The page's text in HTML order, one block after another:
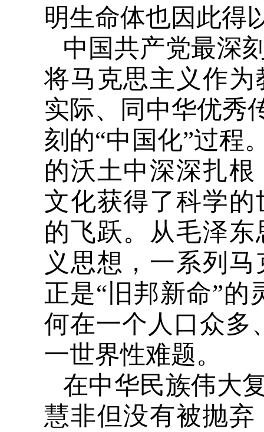
明生命体也因此得
中国共产党最深
将马克思主义作
实际、同中华优秀
刻的“中国化”过程
的沃土中深深扎
文化获得了科学
的飞跃。从毛泽
义思想，一系列
正是“旧邦新命”的
何在一个人口众多
一世界性难题。
在中华民族伟大
慧非但没有被抛